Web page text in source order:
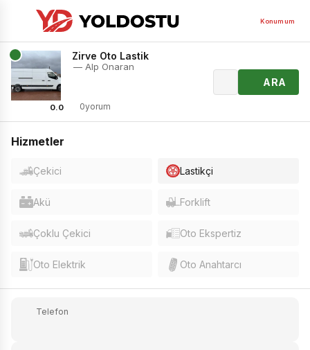
Konumum
0.0
Zirve Oto Lastik
— Alp Onaran
0yorum
ARA
Hizmetler
Çekici Lastikçi
Akü Forklift
Çoklu Çekici Oto Ekspertiz
Oto Elektrik Oto Anahtarcı
Telefon